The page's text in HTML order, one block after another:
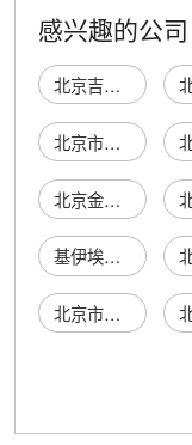
感兴趣的公司
北京吉钛科技有限公司
北京市海淀区四道口余凯食品经营部
北京金麦尔食府有限责任公司
基伊埃食品技术（北京）有限公司
北京市康达美食品店